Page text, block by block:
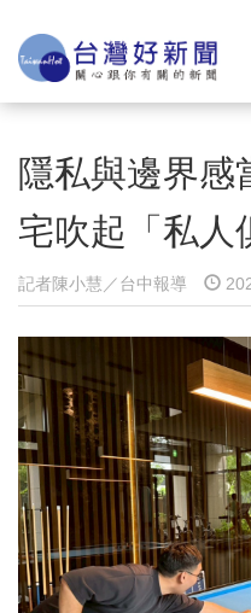
隱私與邊界
宅吹起「私人
記者陳小慧／台中報導